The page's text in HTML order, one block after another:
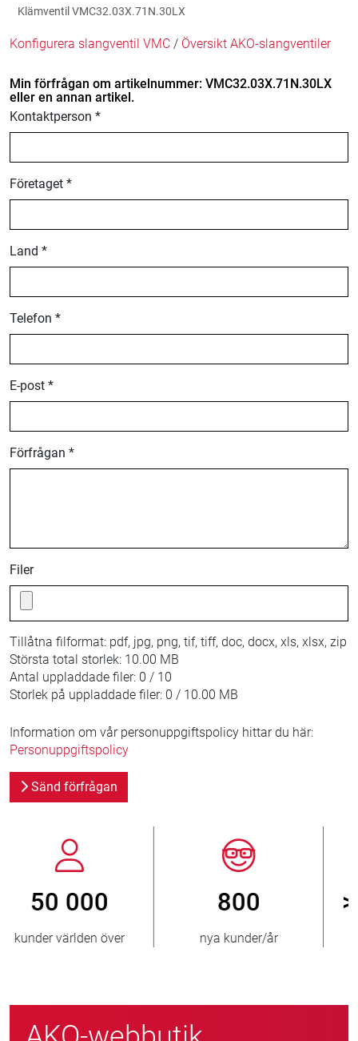
Klämventil VMC32.03X.71N.30LX
Konfigurera slangventil VMC / Översikt AKO-slangventiler
Min förfrågan om artikelnummer: VMC32.03X.71N.30LX
eller en annan artikel.
Kontaktperson *
Företaget *
Land *
Telefon *
E-post *
Förfrågan *
Filer
Tillåtna filformat: pdf, jpg, png, tif, tiff, doc, docx, xls, xlsx, zip
Största total storlek: 10.00 MB
Antal uppladdade filer: 0 / 10
Storlek på uppladdade filer: 0 / 10.00 MB
Information om vår personuppgiftspolicy hittar du här:
Personuppgiftspolicy
Sänd förfrågan
800
nya kunder/år
> 3 500 000
sålda ventiler